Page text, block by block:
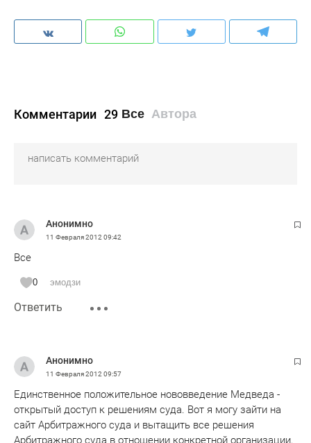
Комментарии 29 Все Автора
Анонимно
11 Февраля 2012 09:42
Все
0 эмодзи
Ответить
Анонимно
11 Февраля 2012 09:57
Единственное положительное нововведение Медведа -
открытый доступ к решениям суда. Вот я могу зайти на
сайт Арбитражного суда и вытащить все решения
Арбитражного суда в отношении конкретной организации.